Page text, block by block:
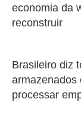
economia da
reconstruir
Brasileiro diz
armazenados
processar